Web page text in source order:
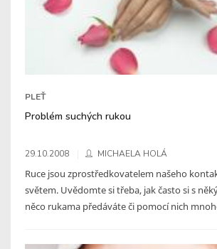
PLEŤ
Problém suchých rukou
29.10.2008 MICHAELA HOLÁ
Ruce jsou zprostředkovatelem našeho
světem. Uvědomte si třeba, jak často si s
něco rukama předáváte či pomocí nich